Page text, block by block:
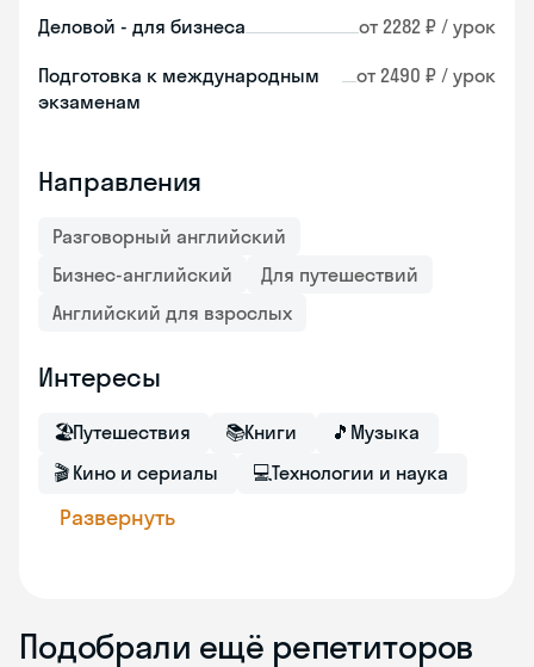
Деловой - для бизнеса от 2282 ₽ / урок
Подготовка к международным
экзаменам
от 2490 ₽ / урок
Направления
Разговорный английский
Бизнес-английский
Для путешествий
Английский для взрослых
Интересы
🏖Путешествия 📚Книги 🎵 Музыка
🎬 Кино и сериалы 💻Технологии и наука
Развернуть
Подобрали ещё репетиторов